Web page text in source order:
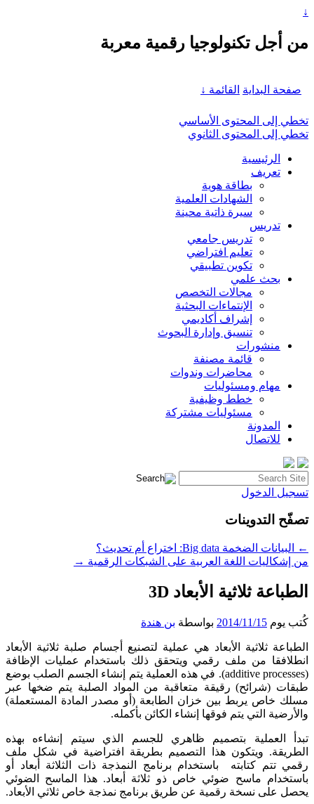
↓
من أجل تكنولوجيا رقمية معربة
صفحة البداية القائمة ↓
تخطي إلى المحتوى الأساسي
تخطي إلى المحتوى الثانوي
الرئيسية
تعريف
بطاقة هوية
الشهادات العلمية
سيرة ذاتية محينة
تدريس
تدريس جامعي
تعليم افتراضي
تكوين تطبيقي
بحث علمي
مجالات التخصص
الإنتماءات البحثية
إشراف أكاديمي
تنسيق وإدارة البحوث
منشورات
قائمة مصنفة
محاضرات وندوات
مهام ومسئوليات
خطط وظيفية
مسئوليات مشتركة
المدونة
للاتصال
البحث
عن:
تسجيل الدخول
تصفّح التدوينات
←
البيانات الضخمة Big data: اختراع أم تحديث؟
من إشكاليات اللغة العربية على الشبكات الرقمية →
الطباعة ثلاثية الأبعاد 3D
كُتب يوم 2014/11/15 بواسطة بن هندة
الطباعة ثلاثية الأبعاد هي عملية لتصنيع أجسام صلبة ثلاثية الأبعاد
انطلافقا من ملف رقمي ويتحقق ذلك باستخدام عمليات
الإظافة
(additive processes)
. في هذه العملية يتم إنشاء الجسم الصلب بوضع
طبقات (شرائح) رقيقة متعاقبة من
المواد الصلبة يتم ضخها عبر
مسلك خاص يربط بين خزان الطابعة (أو مصدر المادة المستعملة)
والأرضية التي يتم فوقها إنشاء الكائن بأكمله.
تبدأ العملية بتصميم ظاهري للجسم الذي
سيتم إنشاءه بهذه
الطريقة. ويتكون هذا التصميم بطريقة افتراضية في شكل ملف
رقميتتم كتابته باستخدام برنامج النمذجة ذات الثلاثة أبعاد
أو
باستخدام ماسح ضوئي خاص ذو ثلاثة أبعاد.هذا الماسح الضوئي
يحصل على نسخة رقمية عن طريق برنامج نمذجة خاص ثلاثي الأبعاد.